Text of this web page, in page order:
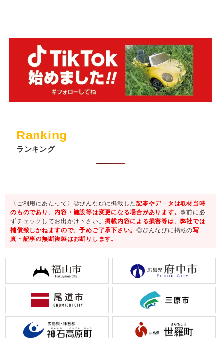
Ranking
ランキング
〈ご利用にあたって〉◎びんなびに掲載した記事やデータは取材当時
のものであり、内容・施設等は変更になる場合があります。事前に必
ずチェックしてお出かけ下さい。掲載内容による損害等は、弊社では
補償致しかねますので、予めご了承下さい。◎びんなびに掲載の写
真・記事の無断複製はお断りします。